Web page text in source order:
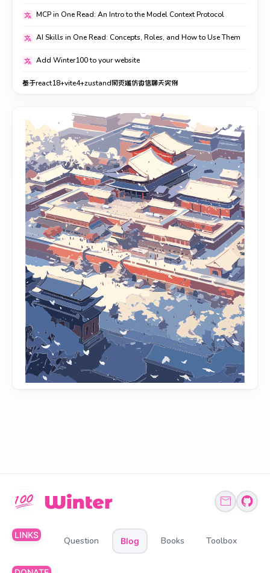
MCP in One Read: An Intro to the Model Context Protocol
AI Skills in One Read: Concepts, Roles, and How to Use Them
Add Winter100 to your website
基于react18+vite4+zustand网页端仿微信聊天实例
LINKS
Question Blog Books Toolbox